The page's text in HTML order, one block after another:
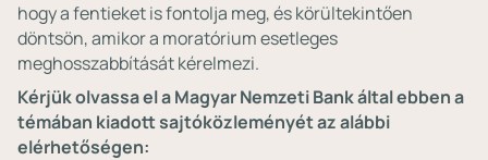
hogy a fentieket is fontolja meg, és körültekintően
döntsön, amikor a moratórium esetleges
meghosszabbítását kérelmezi.
Kérjük olvassa el a Magyar Nemzeti Bank által ebben a
témában kiadott sajtóközleményét az alábbi
elérhetőségen: